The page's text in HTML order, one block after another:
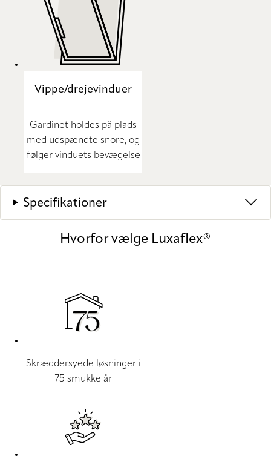
Vippe/drejevinduer
Gardinet holdes på plads
med udspændte snore, og
følger vinduets bevægelse
Specifikationer
Hvorfor vælge Luxaflex®
Skræddersyede løsninger i
75 smukke år